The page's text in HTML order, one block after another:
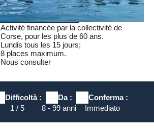
Activité financée par la collectivité de
Corse, pour les plus de 60 ans.
Lundis tous les 15 jours;
8 places maximum.
Nous consulter
Difficoltà :
1 / 5
Da :
8 - 99 anni
Conferma :
Immediato